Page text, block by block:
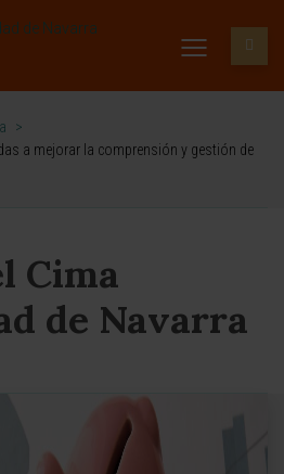
>
a mejorar la comprensión y gestión de
Cima
de Navarra